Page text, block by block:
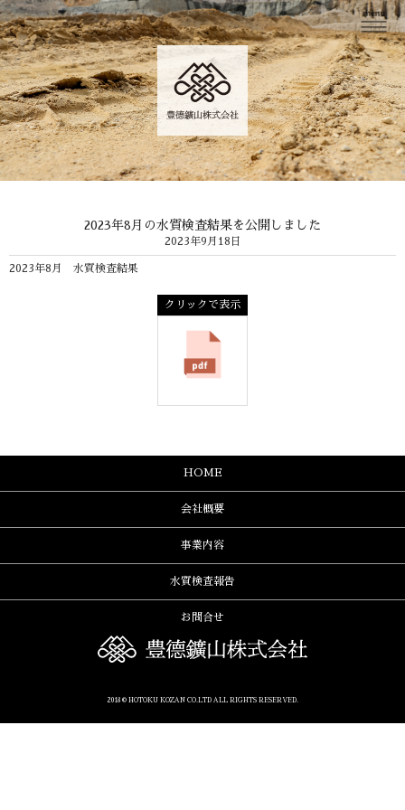
2023年8月の水質検査結果を公開しました
2023年9月18日
2023年8月 水質検査結果
HOME
会社概要
事業内容
水質検査報告
お問合せ
2018 © HOTOKU KOZAN CO.LTD ALL RIGHTS RESERVED.